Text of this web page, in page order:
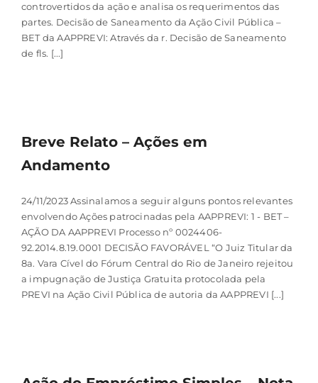
controvertidos da ação e analisa os requerimentos das
partes. Decisão de Saneamento da Ação Civil Pública –
BET da AAPPREVI: Através da r. Decisão de Saneamento
de fls. [...]
Breve Relato – Ações em
Andamento
24/11/2023 Assinalamos a seguir alguns pontos relevantes
envolvendo Ações patrocinadas pela AAPPREVI: 1 - BET –
AÇÃO DA AAPPREVI Processo nº 0024406-
92.2014.8.19.0001 DECISÃO FAVORÁVEL “O Juiz Titular da
8a. Vara Cível do Fórum Central do Rio de Janeiro rejeitou
a impugnação de Justiça Gratuita protocolada pela
PREVI na Ação Civil Pública de autoria da AAPPREVI [...]